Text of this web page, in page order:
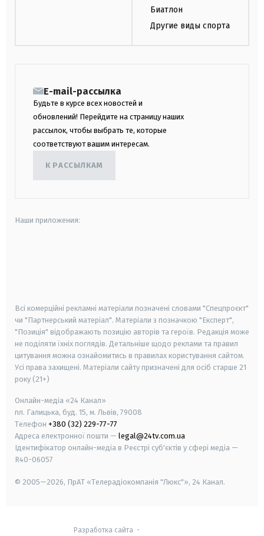
Биатлон
Другие виды спорта
E-mail-рассылка
Будьте в курсе всех новостей и
обновлений! Перейдите на страницу наших
рассылок, чтобы выбрать те, которые
соответствуют вашим интересам.
К РАССЫЛКАМ
Наши приложения:
Всі комерційні рекламні матеріали позначені словами "Спецпроєкт"
чи "Партнерський матеріал". Матеріали з позначкою "Експерт",
"Позиція" відображають позицію авторів та героїв. Редакція може
не поділяти їхніх поглядів. Детальніше щодо реклами та правил
цитування можна ознайомитись в правилах користування сайтом.
Усі права захищені. Матеріали сайту призначені для осіб старше 21
року (21+)
Онлайн-медіа «24 Канал»
пл. Галицька, буд. 15, м. Львів, 79008
Телефон +380 (32) 229-77-77
Адреса електронної пошти — legal@24tv.com.ua
Ідентифікатор онлайн-медіа в Реєстрі суб'єктів у сфері медіа —
R40-06057
© 2005—2026, ПрАТ «Телерадіокомпанія "Люкс"», 24 Канал.
Разработка сайта -